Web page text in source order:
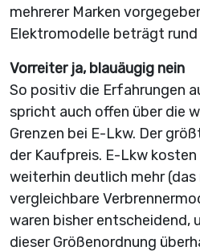
mehrerer Marken
Elektromodelle beträgt
Vorreiter ja, blauäugig nein
So positiv die Erfahrungen
spricht auch offen über die
Grenzen bei E-Lkw. Der
der Kaufpreis. E-Lkw
weiterhin deutlich mehr
vergleichbare
waren bisher entscheidend,
dieser Größenordnung